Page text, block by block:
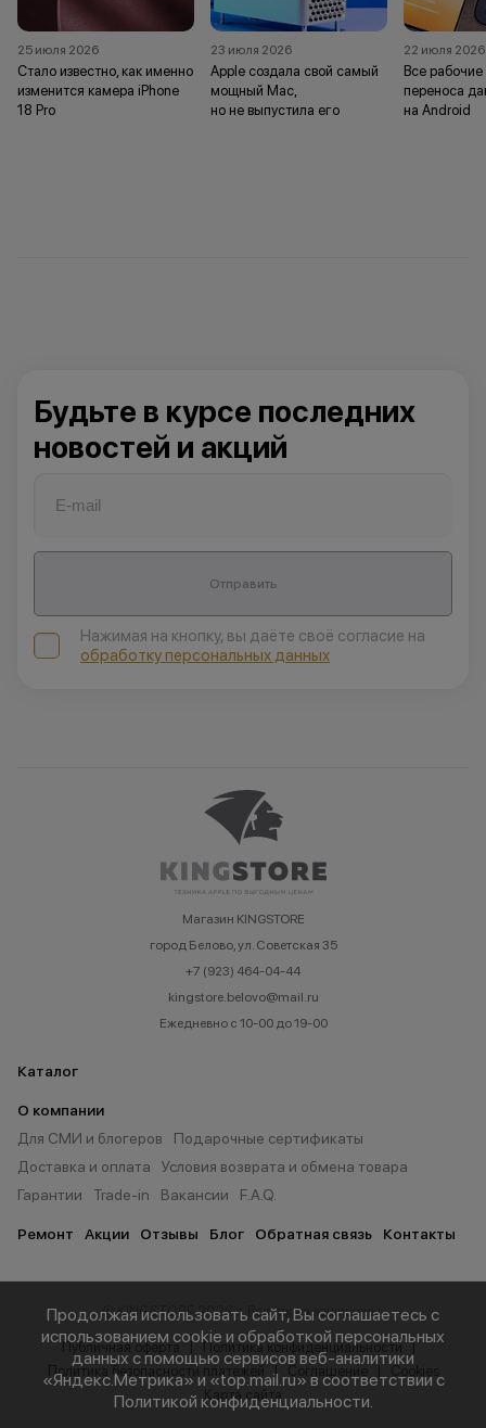
25 июля 2026
Стало известно, как именно
изменится камера iPhone
18 Pro
23 июля 2026
Apple создала свой самый
мощный Mac,
но не выпустила его
22 июля 2026
Все
переноса
на Android
Будьте в курсе последних
новостей и акций
Отправить
Нажимая на кнопку, вы даёте своё согласие на
обработку персональных данных
Магазин KINGSTORE
город Белово, ул. Советская 35
+7 (923) 464-04-44
kingstore.belovo@mail.ru
Ежедневно с 10-00 до 19-00
Каталог
О компании
Для СМИ и блогеров
Подарочные сертификаты
Доставка и оплата
Условия возврата и обмена товара
Гарантии
Trade-in Вакансии F.A.Q.
Ремонт Акции Отзывы Блог Обратная связь Контакты
© KINGSTORE 2026 г. Все права защищены.
Публичная оферта
Политика конфиденциальности
Политика безопасности платежей
Карта сайта
Продолжая использовать сайт, Вы соглашаетесь с
использованием cookie и обработкой персональных
данных с помощью сервисов веб-аналитики
«Яндекс.Метрика» и «top.mail.ru» в соответствии с
Политикой конфиденциальности.